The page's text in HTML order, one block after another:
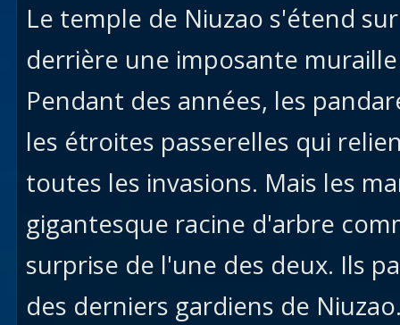
Uldum
Val
Le temple de Niuzao s'étend
derrière une imposante
Pendant des années, les
les étroites passerelles qui
toutes les invasions. Mais les
gigantesque racine d'arbre
surprise de l'une des deux. Ils
des derniers gardiens de